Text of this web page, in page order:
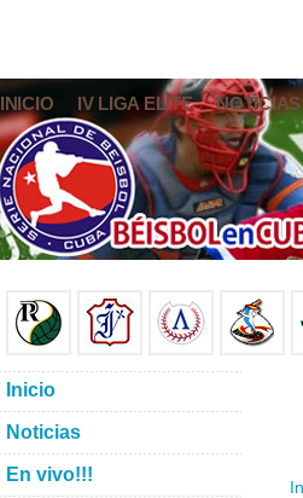
INICIO IV LIGA ELITE NOTICIAS
Inicio
Noticias
En vivo!!!